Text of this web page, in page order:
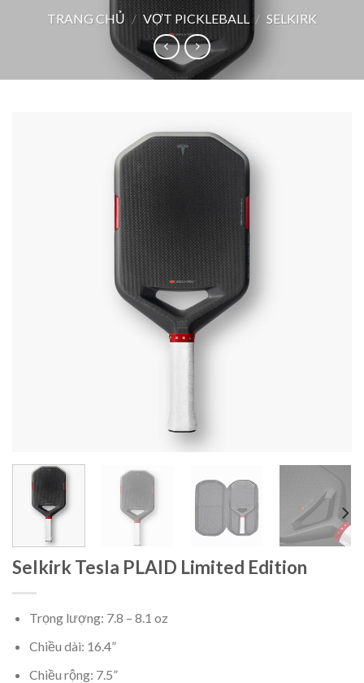
TRANG CHỦ / VỢT PICKLEBALL / SELKIRK
Selkirk Tesla PLAID Limited Edition
Trọng lượng: 7.8 – 8.1 oz
Chiều dài: 16.4”
Chiều rộng: 7.5”